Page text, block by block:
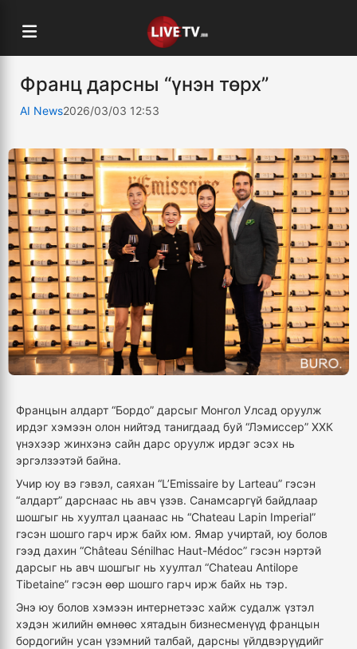
Франц дарсны “үнэн төрх”
AI News2026/03/03 12:53
Францын алдарт “Бордо” дарсыг Монгол Улсад оруулж
ирдэг хэмээн олон нийтэд танигдаад буй “Лэмиссер” ХХК
үнэхээр жинхэнэ сайн дарс оруулж ирдэг эсэх нь
эргэлзээтэй байна.
Учир юу вэ гэвэл, саяхан “L’Emissaire by Larteau” гэсэн
“алдарт” дарснаас нь авч үзэв. Санамсаргүй байдлаар
шошгыг нь хуултал цаанаас нь “Chateau Lapin Imperial”
гэсэн шошго гарч ирж байх юм. Ямар учиртай, юу болов
гээд дахин “Château Sénilhac Haut-Médoc” гэсэн нэртэй
дарсыг нь авч шошгыг нь хуултал “Chateau Antilope
Tibetaine” гэсэн өөр шошго гарч ирж байх нь тэр.
Энэ юу болов хэмээн интернетээс хайж судалж үзтэл
хэдэн жилийн өмнөөс хятадын бизнесменүүд францын
бордогийн усан үзэмний талбай, дарсны үйлдвэрүүдийг